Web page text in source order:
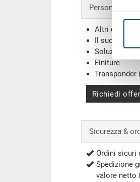
Altri colori
Il suo logo /
Soluzioni
Finiture
Transponder
Richiedi
Sicurezza &
Ordini sicuri
Spedizione
valore netto